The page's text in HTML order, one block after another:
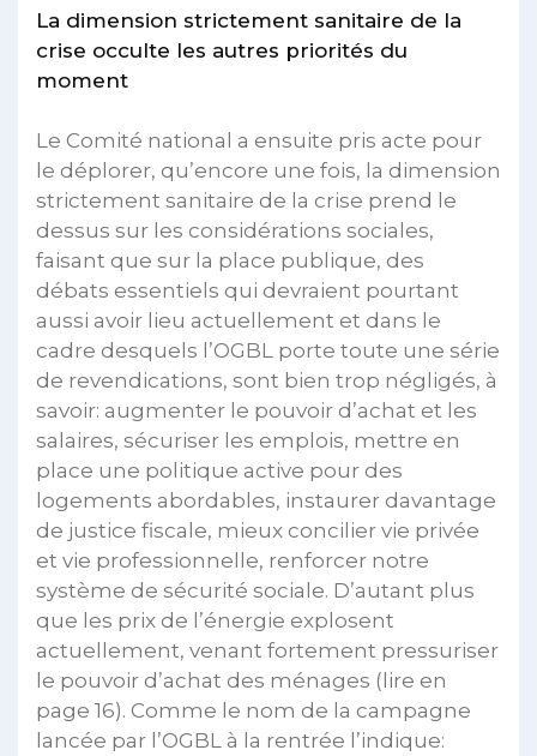
La dimension strictement sanitaire de la
crise occulte les autres priorités du
moment
Le Comité national a ensuite pris acte pour
le déplorer, qu’encore une fois, la dimension
strictement sanitaire de la crise prend le
dessus sur les considérations sociales,
faisant que sur la place publique, des
débats essentiels qui devraient pourtant
aussi avoir lieu actuellement et dans le
cadre desquels l’OGBL porte toute une série
de revendications, sont bien trop négligés, à
savoir: augmenter le pouvoir d’achat et les
salaires, sécuriser les emplois, mettre en
place une politique active pour des
logements abordables, instaurer davantage
de justice fiscale, mieux concilier vie privée
et vie professionnelle, renforcer notre
système de sécurité sociale. D’autant plus
que les prix de l’énergie explosent
actuellement, venant fortement pressuriser
le pouvoir d’achat des ménages (lire en
page 16). Comme le nom de la campagne
lancée par l’OGBL à la rentrée l’indique: